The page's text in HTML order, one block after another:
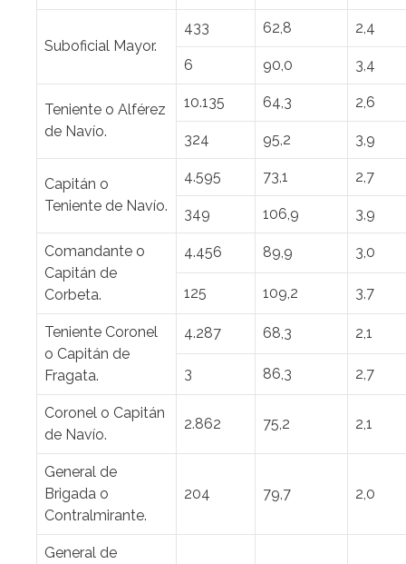
Suboficial Mayor.
433 62,8 2,4
6 90,0 3,4
Teniente o Alférez
de Navío.
10.135 64,3 2,6
324 95,2 3,9
Capitán o
Teniente de Navío.
4.595 73,1 2,7
349 106,9 3,9
Comandante o
Capitán de
Corbeta.
4.456 89,9 3,0
125 109,2 3,7
Teniente Coronel
o Capitán de
Fragata.
4.287 68,3 2,1
3 86,3 2,7
Coronel o Capitán
de Navío.
2.862 75,2 2,1
General de
Brigada o
Contralmirante.
204 79,7 2,0
General de